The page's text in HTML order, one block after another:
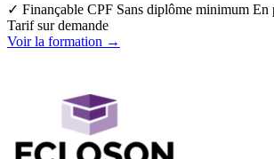
✓ Finançable CPF Sans diplôme minimum En
Tarif sur demande
Voir la formation →